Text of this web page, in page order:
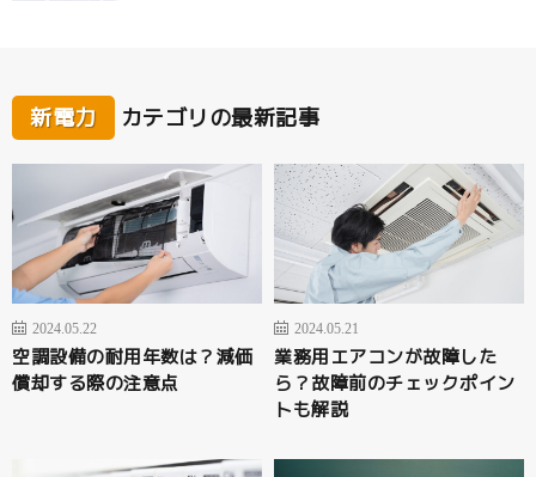
新電力 カテゴリの最新記事
2024.05.22
空調設備の耐用年数は？減価
償却する際の注意点
2024.05.21
業務用エアコンが故障した
ら？故障前のチェックポイン
トも解説